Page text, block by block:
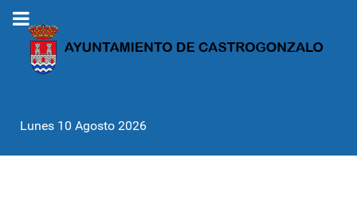
Lunes 10 Agosto 2026